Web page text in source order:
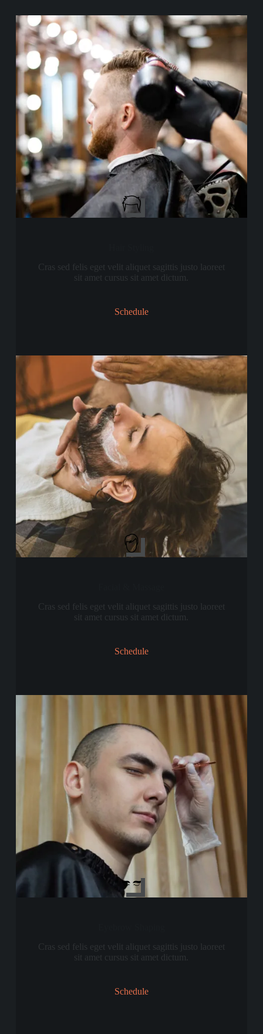
Cras sed felis eget velit aliquet sagittis justo laoreet
sit amet cursus sit amet dictum.
Schedule
Cras sed felis eget velit aliquet sagittis justo laoreet
sit amet cursus sit amet dictum.
Schedule
Cras sed felis eget velit aliquet sagittis justo laoreet
sit amet cursus sit amet dictum.
Schedule